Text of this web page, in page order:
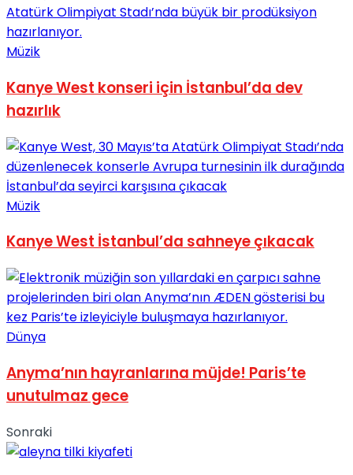
Müzik
Kanye West konseri için İstanbul’da dev
hazırlık
Müzik
Kanye West İstanbul’da sahneye çıkacak
Dünya
Anyma’nın hayranlarına müjde! Paris’te
unutulmaz gece
Sonraki